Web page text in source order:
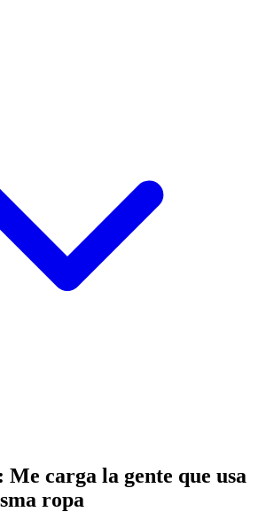
Me carga la gente que usa
ropa